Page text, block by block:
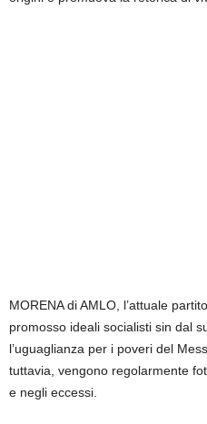
MORENA di AMLO, l’attuale
promosso ideali socialisti sin dal
l’uguaglianza per i poveri del
tuttavia, vengono regolarmente
e negli eccessi.